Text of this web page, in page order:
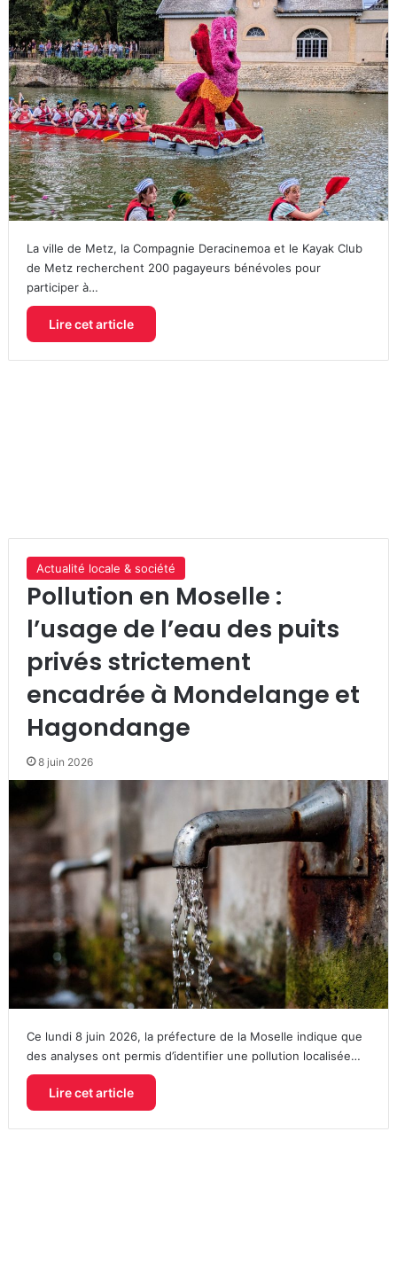
La ville de Metz, la Compagnie Deracinemoa et le Kayak Club
de Metz recherchent 200 pagayeurs bénévoles pour
participer à…
Lire cet article
Actualité locale & société
Pollution en Moselle :
l’usage de l’eau des puits
privés strictement
encadrée à Mondelange et
Hagondange
8 juin 2026
Ce lundi 8 juin 2026, la préfecture de la Moselle indique que
des analyses ont permis d’identifier une pollution localisée…
Lire cet article